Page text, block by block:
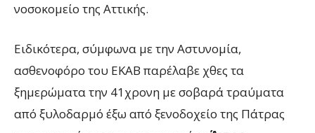
νοσοκομείο της Αττικής.
Ειδικότερα, σύμφωνα με την Αστυνομία,
ασθενοφόρο του ΕΚΑΒ παρέλαβε χθες τα
ξημερώματα την 41χρονη με σοβαρά τραύματα
από ξυλοδαρμό έξω από ξενοδοχείο της Πάτρας